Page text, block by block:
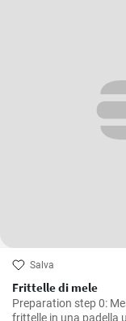
Salva
Frittelle di mele
Preparation step 0:
frittelle in una padella